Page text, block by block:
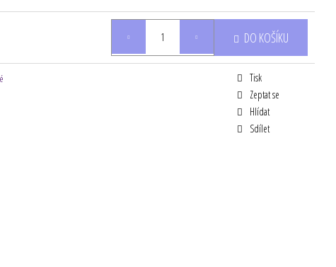
DO KOŠÍKU
Tisk
Zeptat se
Hlídat
Sdílet